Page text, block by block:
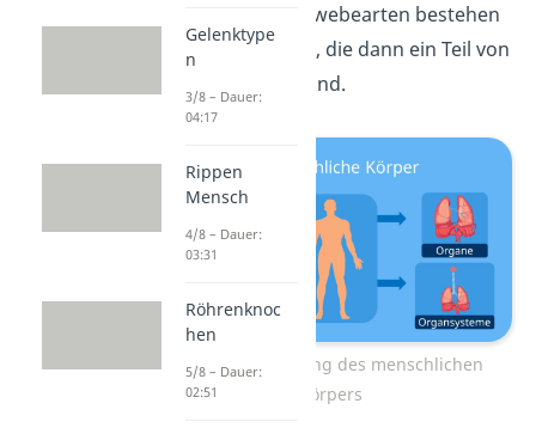
verschiedenen Gewebearten bestehen
wiederumOrgane , die dann ein Teil von
Organsystemen
sind.
Zusammensetzung des menschlichen
Körpers
Gelenktype
n
3/8 – Dauer:
04:17
Rippen
Mensch
4/8 – Dauer:
03:31
Röhrenknoc
hen
5/8 – Dauer:
02:51